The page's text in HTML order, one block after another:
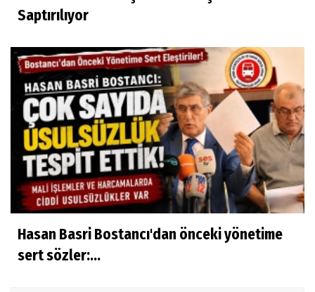
Saptırılıyor
Hasan Basri Bostancı'dan önceki yönetime
sert sözler:...